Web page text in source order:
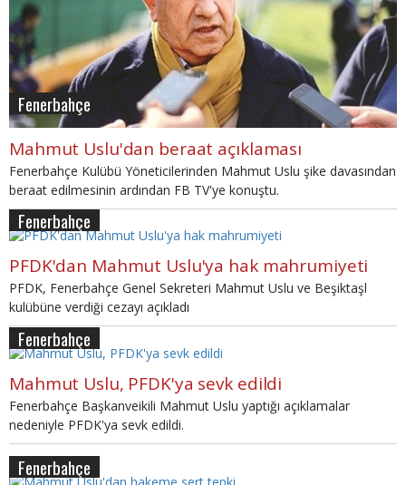
Fenerbahçe
Mahmut Uslu'dan beraat açıklaması
Fenerbahçe Kulübü Yöneticilerinden Mahmut Uslu şike davasından
beraat edilmesinin ardından FB TV'ye konuştu.
Fenerbahçe
PFDK'dan Mahmut Uslu'ya hak mahrumiyeti
PFDK, Fenerbahçe Genel Sekreteri Mahmut Uslu ve Beşiktaşl
kulübüne verdiği cezayı açıkladı
Fenerbahçe
Mahmut Uslu, PFDK'ya sevk edildi
Fenerbahçe Başkanveikili Mahmut Uslu yaptığı açıklamalar
nedeniyle PFDK'ya sevk edildi.
Fenerbahçe